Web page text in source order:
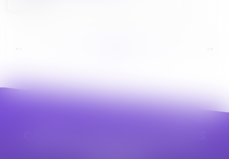
<< >>